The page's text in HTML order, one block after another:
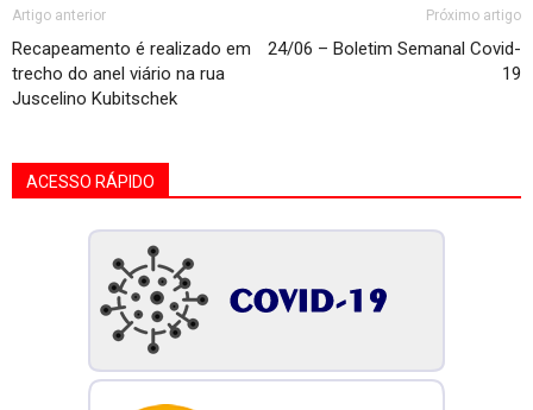
Artigo anterior
Recapeamento é realizado em
trecho do anel viário na rua
Juscelino Kubitschek
Próximo artigo
24/06 – Boletim Semanal Covid-
19
ACESSO RÁPIDO